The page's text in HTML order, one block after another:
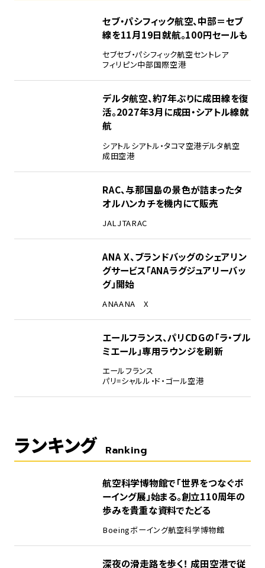
セブ・パシフィック航空、中部＝セブ
線を11月19日就航。100円セールも
セブセブ・パシフィック航空セントレア
フィリピン中部国際空港
デルタ航空、約7年ぶりに成田線を復
活。2027年3月に成田・シアトル線就
航
シアトルシアトル・タコマ空港デルタ航空
成田空港
RAC、与那国島の景色が詰まったタ
オルハンカチを機内にて販売
JALJTARAC
ANA X、ブランドバッグのシェアリン
グサービス「ANAラグジュアリーバッ
グ」開始
ANAANA X
エールフランス、パリCDGの「ラ・プル
ミエール」専用ラウンジを刷新
エールフランス
パリ=シャルル・ド・ゴール空港
ランキング Ranking
航空科学博物館で「世界をつなぐボ
ーイング展」始まる。創立110周年の
歩みを貴重な資料でたどる
Boeingボーイング航空科学博物館
深夜の滑走路を歩く！ 成田空港で従